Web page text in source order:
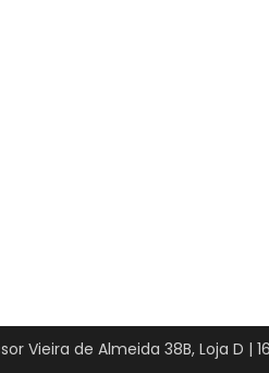
Vieira de Almeida 38B, Loja D |